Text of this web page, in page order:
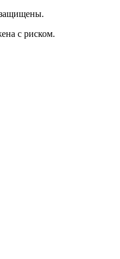
с риском.